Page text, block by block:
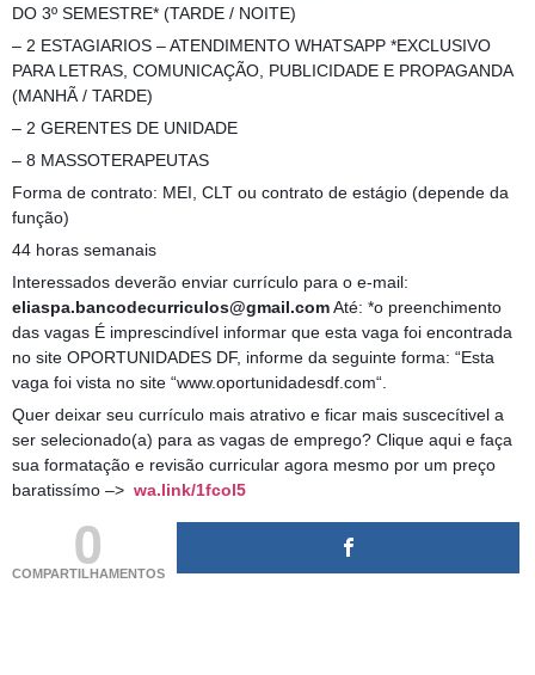
DO 3º SEMESTRE* (TARDE / NOITE)
– 2 ESTAGIARIOS – ATENDIMENTO WHATSAPP *EXCLUSIVO
PARA LETRAS, COMUNICAÇÃO, PUBLICIDADE E PROPAGANDA
(MANHÃ / TARDE)
– 2 GERENTES DE UNIDADE
– 8 MASSOTERAPEUTAS
Forma de contrato: MEI, CLT ou contrato de estágio (depende da
função)
44 horas semanais
Interessados deverão enviar currículo para o e-mail:
eliaspa.bancodecurriculos@gmail.comAté: *o preenchimento
das vagas É imprescindível informar que esta vaga foi encontrada
no site OPORTUNIDADES DF, informe da seguinte forma: “Esta
vaga foi vista no site “www.oportunidadesdf.com“.
Quer deixar seu currículo mais atrativo e ficar mais suscecítivel a
ser selecionado(a) para as vagas de emprego? Clique aqui e faça
sua formatação e revisão curricular agora mesmo por um preço
baratissímo –> wa.link/1fcol5
0
COMPARTILHAMENTOS